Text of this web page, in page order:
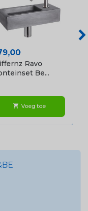
Ravo
Be...
shopping_cart Voeg toe